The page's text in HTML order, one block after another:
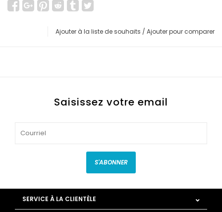
Ajouter à la liste de souhaits / Ajouter pour comparer
Saisissez votre email
S'ABONNER
SERVICE À LA CLIENTÈLE